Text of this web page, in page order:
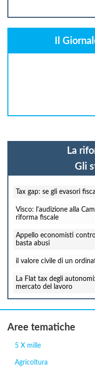
Il
La
Gli
Tax gap: se gli evasori
Visco: l'audizione alla
riforma fiscale
Appello economisti
basta abusi
il valore civile di un
La Flat tax degli
mercato del lavoro
Aree tematiche
5 X mille
Agricoltura